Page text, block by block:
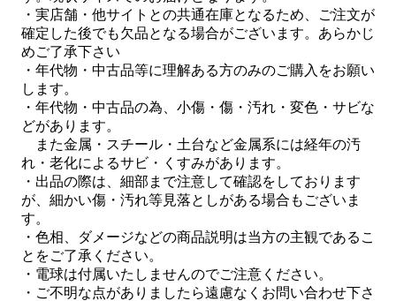
・実店舗・他サイトとの共通在庫となるため、ご注文が
確定した後でも欠品となる場合がございます。あらかじ
めご了承下さい
・年代物・中古品等に理解ある方のみのご購入をお願い
します。
・年代物・中古品の為、小傷・傷・汚れ・変色・サビな
どがあります。
また金属・スチール・土台など金属系には経年の汚
れ・老化によるサビ・くすみがあります。
・出品の際は、細部まで注意して確認をしております
が、細かい傷・汚れ等見落としがある場合もございま
す。
・色相、ダメージなどの商品説明は当方の主観であるこ
とをご了承ください。
・電球は付属いたしませんのでご注意ください。
・ご不明な点がありましたら遠慮なくお問い合わせ下さ